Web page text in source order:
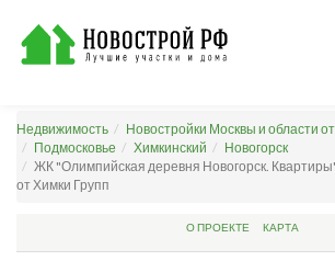
Недвижимость
Новостройки Москвы и области
Подмосковье
Химкинский
Новогорск
ЖК "Олимпийская деревня Новогорск.
от Химки Групп
О ПРОЕКТЕ КАРТА